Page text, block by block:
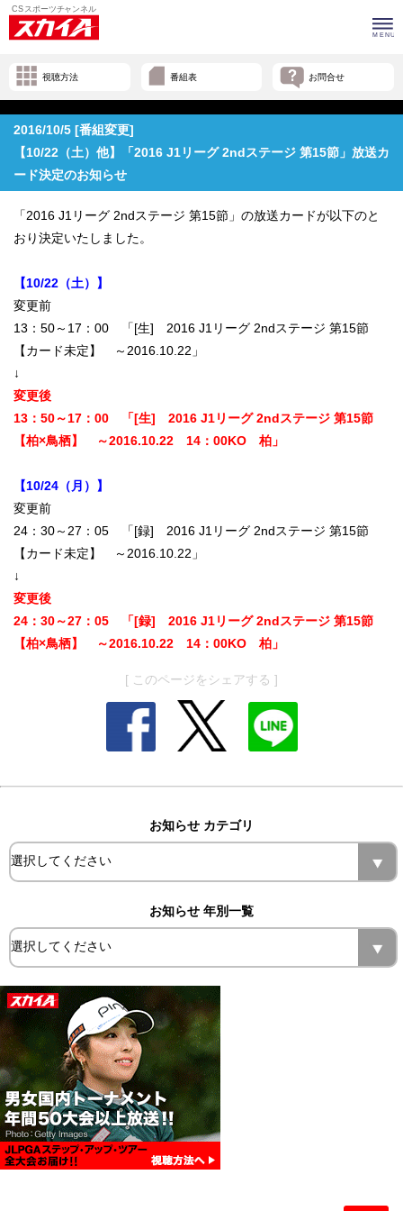
視聴方法 番組表 お問合せ
2016/10/5 [番組変更]
【10/22（土）他】「2016 J1リーグ 2ndステージ 第15節」放送カ
ード決定のお知らせ
「2016 J1リーグ 2ndステージ 第15節」の放送カードが以下のと
おり決定いたしました。
【10/22（土）】
変更前
13：50～17：00 「[生] 2016 J1リーグ 2ndステージ 第15節
【カード未定】 ～2016.10.22」
↓
変更後
13：50～17：00 「[生] 2016 J1リーグ 2ndステージ 第15節
【柏×鳥栖】 ～2016.10.22 14：00KO 柏」
【10/24（月）】
変更前
24：30～27：05 「[録] 2016 J1リーグ 2ndステージ 第15節
【カード未定】 ～2016.10.22」
↓
変更後
24：30～27：05 「[録] 2016 J1リーグ 2ndステージ 第15節
【柏×鳥栖】 ～2016.10.22 14：00KO 柏」
[ このページをシェアする ]
お知らせ カテゴリ
お知らせ 年別一覧